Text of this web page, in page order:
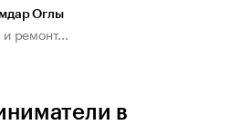
Оглы
ремонт...
в